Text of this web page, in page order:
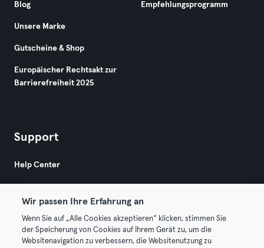
Blog
Unsere Marke
Gutscheine & Shop
Europäischer Rechtsakt zur
Barrierefreiheit 2025
Empfehlungsprogramm
Support
Help Center
© 2026 Urban Sports Group GmbH. All rights reserved.
Wir passen Ihre Erfahrung an
Wenn Sie auf „Alle Cookies akzeptieren“ klicken, stimmen Sie
der Speicherung von Cookies auf Ihrem Gerät zu, um die
Websitenavigation zu verbessern, die Websitenutzung zu